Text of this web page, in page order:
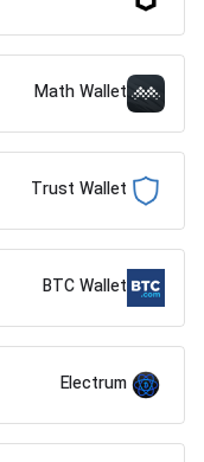
Math Wallet
Trust Wallet
BTC Wallet
Electrum